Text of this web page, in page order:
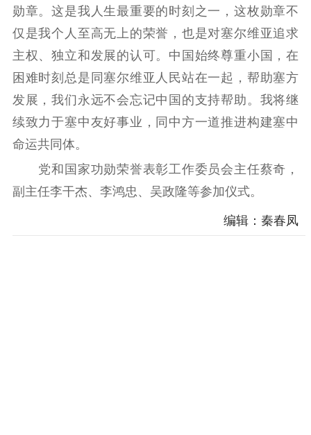
勋章。这是我人生最重要的时刻之一，这枚勋章不
仅是我个人至高无上的荣誉，也是对塞尔维亚追求
主权、独立和发展的认可。中国始终尊重小国，在
困难时刻总是同塞尔维亚人民站在一起，帮助塞方
发展，我们永远不会忘记中国的支持帮助。我将继
续致力于塞中友好事业，同中方一道推进构建塞中
命运共同体。
党和国家功勋荣誉表彰工作委员会主任蔡奇，
副主任李干杰、李鸿忠、吴政隆等参加仪式。
编辑：秦春凤